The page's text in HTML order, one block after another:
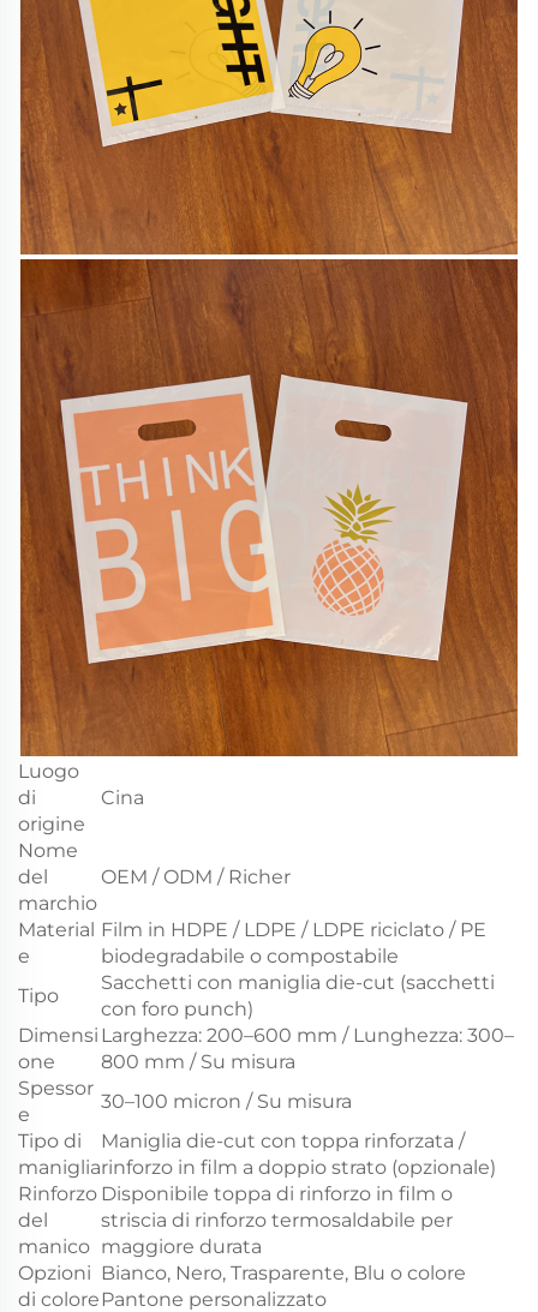
Luogo
di
origine
Cina
Nome
del
marchio
OEM / ODM / Richer
Material
e
Film in HDPE / LDPE / LDPE riciclato / PE
biodegradabile o compostabile
Tipo
Sacchetti con maniglia die-cut (sacchetti
con foro punch)
Dimensi
one
Larghezza: 200–600 mm / Lunghezza: 300–
800 mm / Su misura
Spessor
e
30–100 micron / Su misura
Tipo di
maniglia
Maniglia die-cut con toppa rinforzata /
rinforzo in film a doppio strato (opzionale)
Rinforzo
del
manico
Disponibile toppa di rinforzo in film o
striscia di rinforzo termosaldabile per
maggiore durata
Opzioni
di colore
Bianco, Nero, Trasparente, Blu o colore
Pantone personalizzato